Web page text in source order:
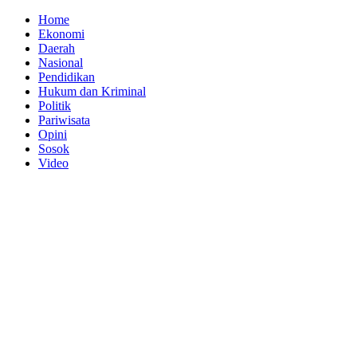
Home
Ekonomi
Daerah
Nasional
Pendidikan
Hukum dan Kriminal
Politik
Pariwisata
Opini
Sosok
Video